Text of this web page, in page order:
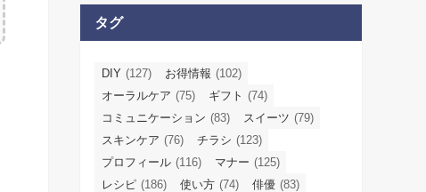
タグ
DIY (127) お得情報 (102)
オーラルケア (75) ギフト (74)
コミュニケーション (83) スイーツ (79)
スキンケア (76) チラシ (123)
プロフィール (116) マナー (125)
レシピ (186) 使い方 (74) 俳優 (83)